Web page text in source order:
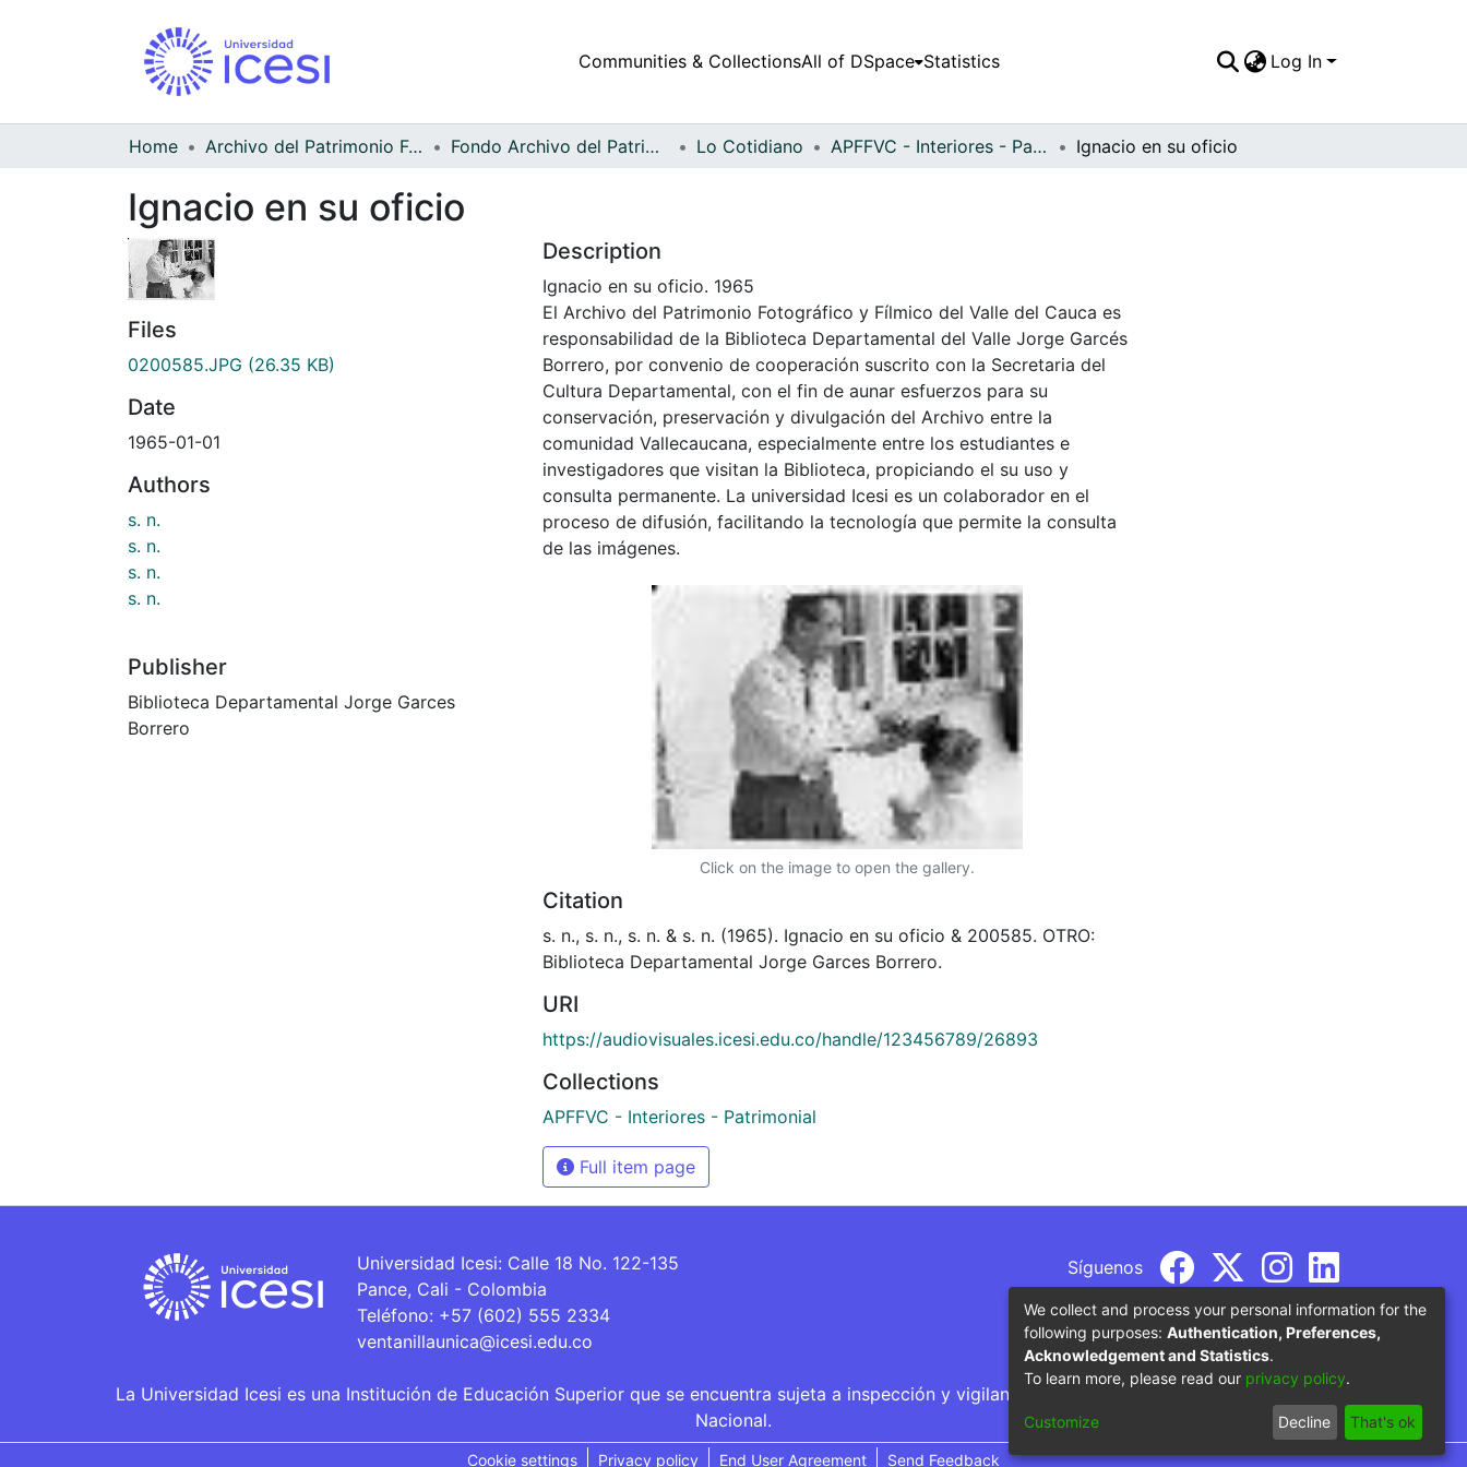
Communities & CollectionsAll of DSpace Statistics Log In
Home Archivo del Patrimonio Fotográfico y Fílmico del Valle del Cauca Fondo Archivo del Patrimonio Fotográfico y Fílmico del Valle del Cauca Lo Cotidiano APFFVC - Interiores - Patrimonial Ignacio en su oficio
Ignacio en su oficio
Files
0200585.JPG (26.35 KB)
Date
1965-01-01
Authors
s. n.
s. n.
s. n.
s. n.
Publisher
Biblioteca Departamental Jorge Garces
Borrero
Description
Ignacio en su oficio. 1965
El Archivo del Patrimonio Fotográfico y Fílmico del Valle del Cauca es
responsabilidad de la Biblioteca Departamental del Valle Jorge Garcés
Borrero, por convenio de cooperación suscrito con la Secretaria del
Cultura Departamental, con el fin de aunar esfuerzos para su
conservación, preservación y divulgación del Archivo entre la
comunidad Vallecaucana, especialmente entre los estudiantes e
investigadores que visitan la Biblioteca, propiciando el su uso y
consulta permanente. La universidad Icesi es un colaborador en el
proceso de difusión, facilitando la tecnología que permite la consulta
de las imágenes.
Click on the image to open the gallery.
Citation
s. n., s. n., s. n. & s. n. (1965). Ignacio en su oficio & 200585. OTRO:
Biblioteca Departamental Jorge Garces Borrero.
URI
https://audiovisuales.icesi.edu.co/handle/123456789/26893
Collections
APFFVC - Interiores - Patrimonial
Full item page
Universidad Icesi: Calle 18 No. 122-135
Pance, Cali - Colombia
Teléfono: +57 (602) 555 2334
ventanillaunica@icesi.edu.co
Síguenos
La Universidad Icesi es una Institución de Educación Superior que se encuentra sujeta a inspección y vigilancia por parte del Ministerio de Educación
Nacional.
Cookie settings Privacy policy End User Agreement Send Feedback
We collect and process your personal information for the
following purposes: Authentication, Preferences,
Acknowledgement and Statistics.
To learn more, please read our privacy policy.
Customize Decline That's ok